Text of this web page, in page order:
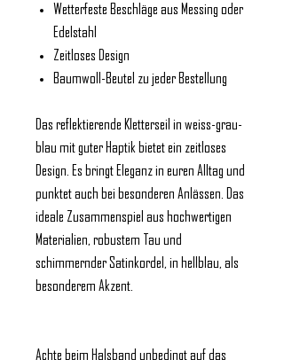
Wetterfeste Beschläge aus Messing oder
Edelstahl
Zeitloses Design
Baumwoll-Beutel zu jeder Bestellung
Das reflektierende Kletterseil in weiss-grau-
blau mit guter Haptik bietet ein zeitloses
Design. Es bringt Eleganz in euren Alltag und
punktet auch bei besonderen Anlässen. Das
ideale Zusammenspiel aus hochwertigen
Materialien, robustem Tau und
schimmernder Satinkordel, in hellblau, als
besonderem Akzent.
Achte beim Halsband unbedingt auf das